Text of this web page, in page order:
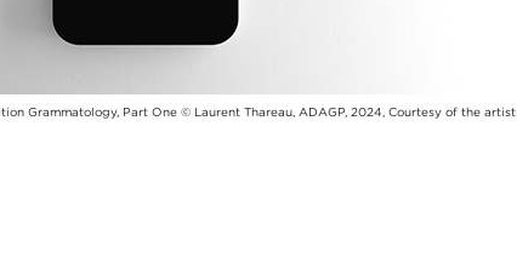
Grammatology, Part One © Laurent Thareau, ADAGP, 2024, Courtesy of the artist